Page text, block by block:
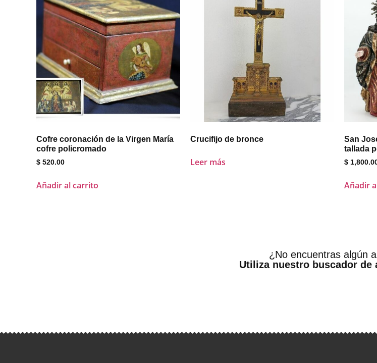
Cofre coronación de la Virgen María
cofre policromado
$ 520.00
Añadir al carrito
Crucifijo de bronce
Leer más
San
tallada
$
Añadir
¿No encuentras algún
Utiliza nuestro buscador de